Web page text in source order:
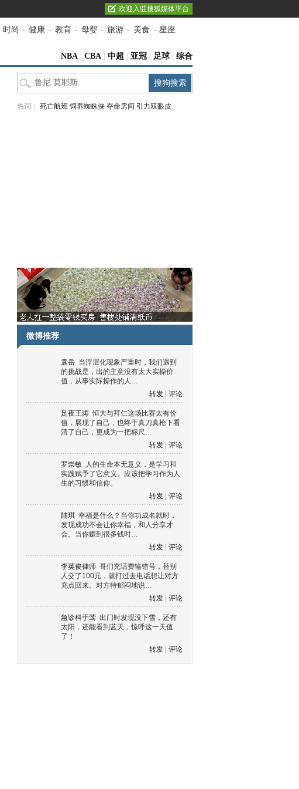
欢迎入驻搜狐媒体平台
时尚 - 健康 - 教育 - 母婴 - 旅游 - 美食 - 星座
NBA CBA 中超 亚冠 足球 综合
热词： 死亡航班 饲养蜘蛛侠 夺命房间 引力双眼皮
微博推荐
袁岳 当浮层化现象严重时，我们遇到
的挑战是，出的主意没有太大实操价
值，从事实际操作的人…
转发
评论
足夜王涛 恒大与拜仁这场比赛太有价
值，展现了自己，也终于真刀真枪下看
清了自己，更成为一把标尺…
转发
评论
罗崇敏 人的生命本无意义，是学习和
实践赋予了它意义。应该把学习作为人
生的习惯和信仰。
转发
评论
陆琪 幸福是什么？当你功成名就时，
发现成功不会让你幸福，和人分享才
会。当你赚到很多钱时…
转发
评论
李英俊律师 哥们充话费输错号，替别
人交了100元，就打过去电话想让对方
充点回来。对方特郁闷地说…
转发
评论
急诊科于莺 出门时发现没下雪，还有
太阳，还能看到蓝天，惊呼这一天值
了！
转发
评论